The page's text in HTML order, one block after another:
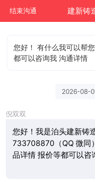
结束沟通 建新铸
您好！ 有什么我可以帮
都可以咨询我 沟通详情
2026-08-
倪双双
您好！我是泊头建新铸
733708870（QQ 微同
品详情 报价等都可以咨